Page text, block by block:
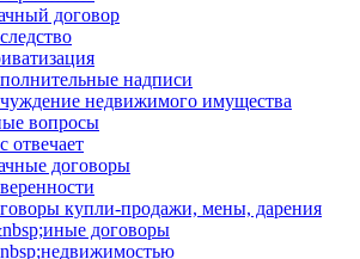
договор
надписи
недвижимого имущества
вопросы
отвечает
договоры
купли-продажи, мены, дарения
договоры